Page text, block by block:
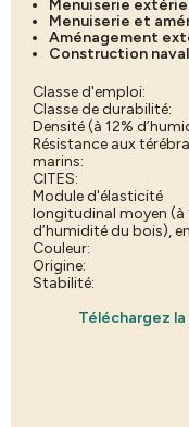
Menuiserie
Menuiserie et
Aménagement
Construction
Classe d'emploi:
Classe de durabilité:
Densité (à 12%
Résistance aux
marins:
CITES:
Module d'élasticité
longitudinal moyen (à
d’humidité du bois),
Couleur:
Origine:
Stabilité:
Téléchargez